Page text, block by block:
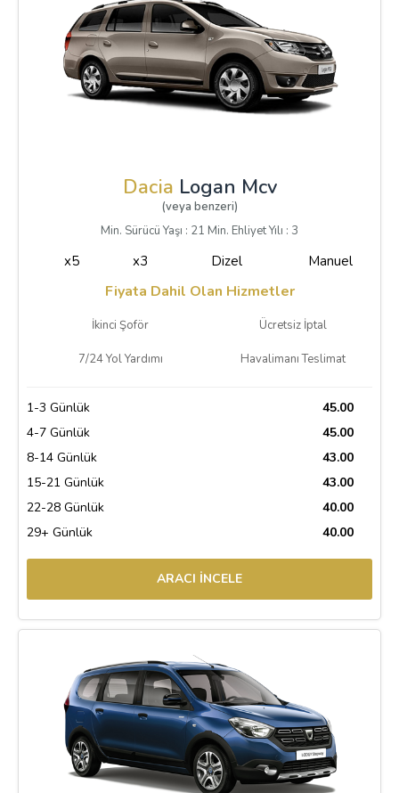
Dacia Logan Mcv
(veya benzeri)
Min. Sürücü Yaşı : 21 Min. Ehliyet Yılı : 3
x5 x3 Dizel Manuel
Fiyata Dahil Olan Hizmetler
İkinci Şoför Ücretsiz İptal
7/24 Yol Yardımı Havalimanı Teslimat
1-3 Günlük
45.00
4-7 Günlük
45.00
8-14 Günlük
43.00
15-21 Günlük
43.00
22-28 Günlük
40.00
29+ Günlük
40.00
ARACI İNCELE